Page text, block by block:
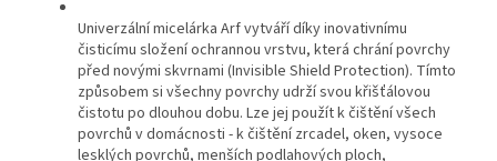
Univerzální micelárka Arf vytváří díky inovativnímu
čisticímu složení ochrannou vrstvu, která chrání povrchy
před novými skvrnami (Invisible Shield Protection). Tímto
způsobem si všechny povrchy udrží svou křišťálovou
čistotu po dlouhou dobu. Lze jej použít k čištění všech
povrchů v domácnosti - k čištění zrcadel, oken, vysoce
lesklých povrchů, menších podlahových ploch,